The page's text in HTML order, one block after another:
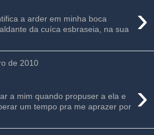
›
a arder em minha boca
da cuíca esbraseia, na sua
de 2010
›
a mim quando propuser a ela e
um tempo pra me aprazer por